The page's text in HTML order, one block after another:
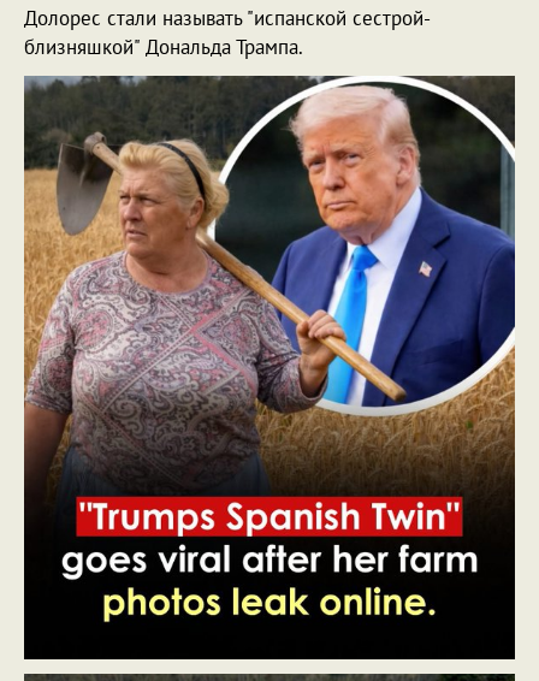
Долорес стали называть "испанской сестрой-
близняшкой" Дональда Трампа.